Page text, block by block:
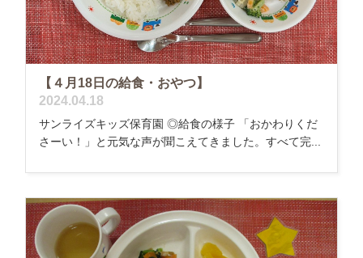
【４月18日の給食・おやつ】
2024.04.18
サンライズキッズ保育園 ◎給食の様子 「おかわりくだ
さーい！」と元気な声が聞こえてきました。すべて完...